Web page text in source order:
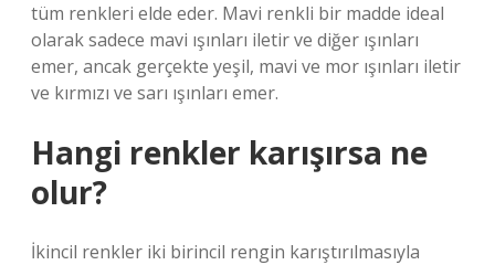
tüm renkleri elde eder. Mavi renkli bir madde ideal
olarak sadece mavi ışınları iletir ve diğer ışınları
emer, ancak gerçekte yeşil, mavi ve mor ışınları iletir
ve kırmızı ve sarı ışınları emer.
Hangi renkler karışırsa ne
olur?
İkincil renkler iki birincil rengin karıştırılmasıyla